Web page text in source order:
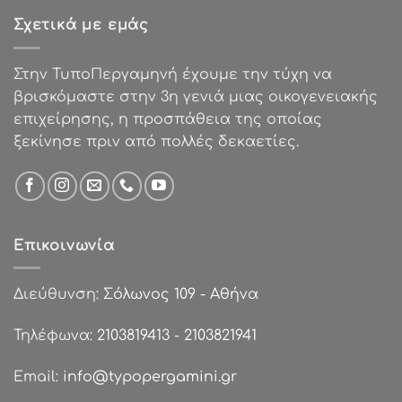
Σχετικά με εμάς
Στην ΤυποΠεργαμηνή έχουμε την τύχη να
βρισκόμαστε στην 3η γενιά μιας οικογενειακής
επιχείρησης, η προσπάθεια της οποίας
ξεκίνησε πριν από πολλές δεκαετίες.
Επικοινωνία
Διεύθυνση: Σόλωνος 109 - Αθήνα
Τηλέφωνα: 2103819413 - 2103821941
Email: info@typopergamini.gr